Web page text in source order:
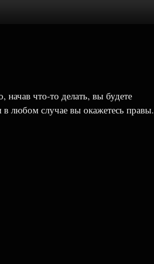
начав что-то делать, вы будете
любом случае вы окажетесь правы.